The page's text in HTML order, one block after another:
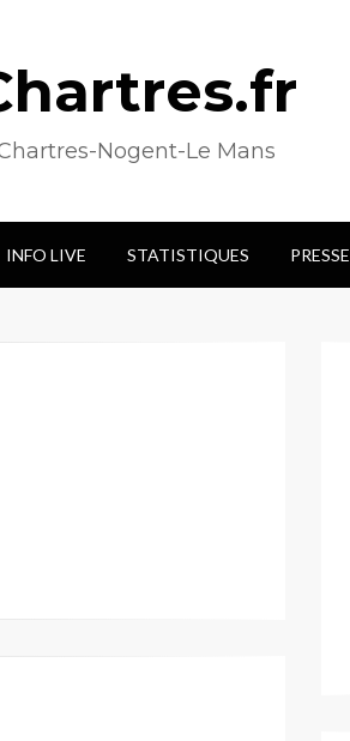
Nogent-Le Mans
INFO LIVE STATISTIQUES PRESSE